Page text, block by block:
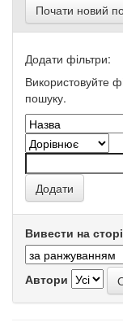
Почати новий
Додати фільтри:
Використовуйте
пошуку.
Вивести на
Автори